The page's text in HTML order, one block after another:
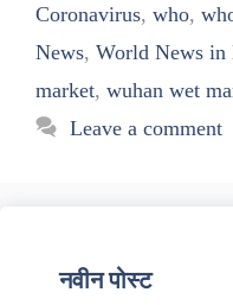
Coronavirus, who,
News, World News in
market, wuhan wet
Leave a comment
नवीन पोस्ट